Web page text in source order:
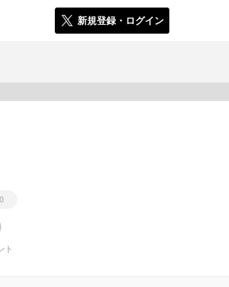
新規登録・ログイン
0
ト